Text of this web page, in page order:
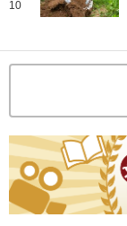
10